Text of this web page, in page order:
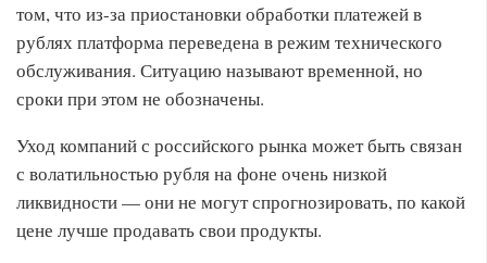
том, что из-за приостановки обработки платежей в
рублях платформа переведена в режим технического
обслуживания. Ситуацию называют временной, но
сроки при этом не обозначены.
Уход компаний с российского рынка может быть связан
с волатильностью рубля на фоне очень низкой
ликвидности — они не могут спрогнозировать, по какой
цене лучше продавать свои продукты.